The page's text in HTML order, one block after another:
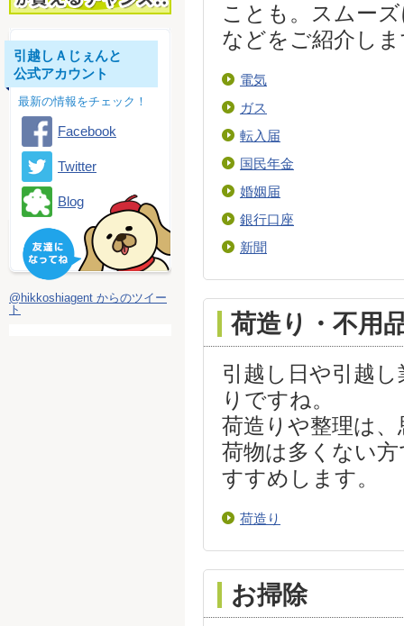
ことも。スムー
などをご紹介し
電気
ガス
転入届
国民年金
婚姻届
銀行口座
新聞
荷造り・不用
引越し日や引越
りですね。
荷造りや整理は
荷物は多くない
すすめします。
荷造り
お掃除
引越しＡじぇんと
公式アカウント
最新の情報をチェック！
Facebook
Twitter
Blog
@hikkoshiagent からのツイー
ト